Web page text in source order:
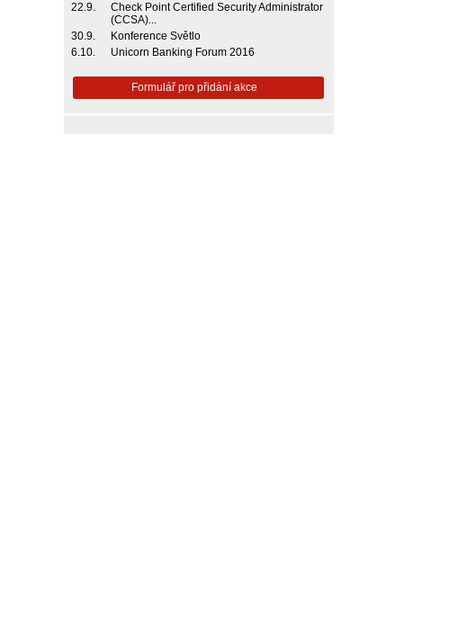
22.9.
Check Point Certified Security Administrator
(CCSA)...
30.9.
Konference Světlo
6.10.
Unicorn Banking Forum 2016
Formulář pro přidání akce